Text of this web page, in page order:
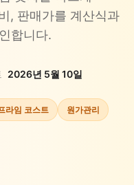
, 판매가를 계산식과
합니다.
2026년 5월 10일
라임 코스트 원가관리